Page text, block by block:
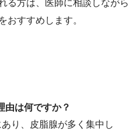
る方は、医師に相談しながら
おすすめします。
由は何ですか？
り、皮脂腺が多く集中し